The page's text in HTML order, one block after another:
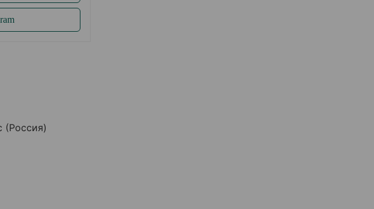
(Россия)